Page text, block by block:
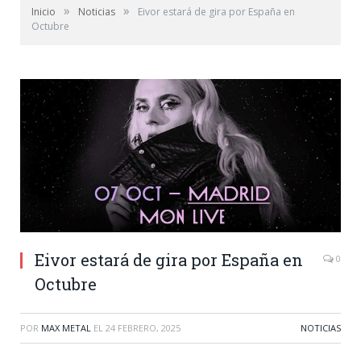
Inicio » Noticias »
Eivor estará de gira por España en
Octubre
Eivor estará de gira por España en
Octubre
0
POR MAX METAL EL 24 FEBRERO, 2025 NOTICIAS